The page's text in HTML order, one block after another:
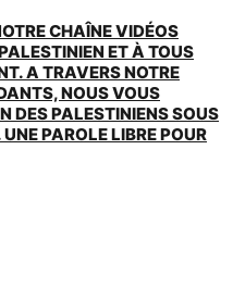
CHAÎNE VIDÉOS
ET À TOUS
A TRAVERS NOTRE
NOUS VOUS
DES PALESTINIENS SOUS
PAROLE LIBRE POUR